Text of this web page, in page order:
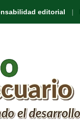
editorial